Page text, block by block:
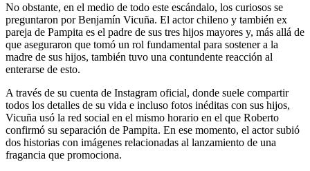
No obstante, en el medio de todo este escándalo, los curiosos se
preguntaron por Benjamín Vicuña. El actor chileno y también ex
pareja de Pampita es el padre de sus tres hijos mayores y, más allá de
que aseguraron que tomó un rol fundamental para sostener a la
madre de sus hijos, también tuvo una contundente reacción al
enterarse de esto.
A través de su cuenta de Instagram oficial, donde suele compartir
todos los detalles de su vida e incluso fotos inéditas con sus hijos,
Vicuña usó la red social en el mismo horario en el que Roberto
confirmó su separación de Pampita. En ese momento, el actor subió
dos historias con imágenes relacionadas al lanzamiento de una
fragancia que promociona.